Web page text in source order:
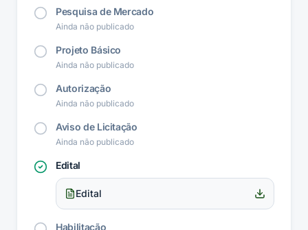
Pesquisa de Mercado
Ainda não publicado
Projeto Básico
Ainda não publicado
Autorização
Ainda não publicado
Aviso de Licitação
Ainda não publicado
Edital
Edital
Habilitação